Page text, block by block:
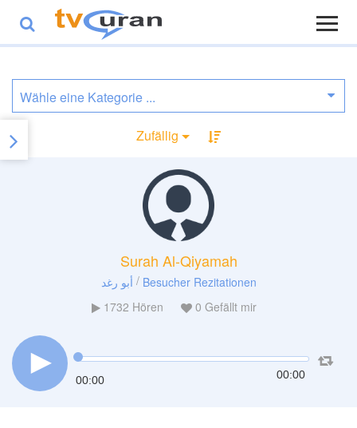
Zufällig
Surah Al-Qiyamah
أبو رغد / Besucher Rezitationen
1732 Hören 0 Gefällt mir
00:00 00:00